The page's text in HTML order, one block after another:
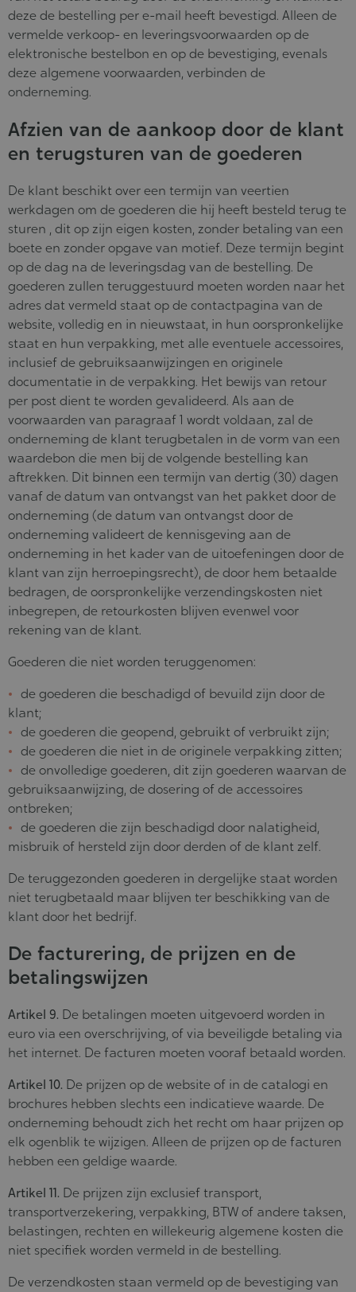
deze de bestelling per e-mail heeft bevestigd. Alleen de
vermelde verkoop- en leveringsvoorwaarden op de
elektronische bestelbon en op de bevestiging, evenals
deze algemene voorwaarden, verbinden de
onderneming.
Afzien van de aankoop door de klant
en terugsturen van de goederen
De klant beschikt over een termijn van veertien
werkdagen om de goederen die hij heeft besteld terug te
sturen , dit op zijn eigen kosten, zonder betaling van een
boete en zonder opgave van motief. Deze termijn begint
op de dag na de leveringsdag van de bestelling. De
goederen zullen teruggestuurd moeten worden naar het
adres dat vermeld staat op de contactpagina van de
website, volledig en in nieuwstaat, in hun oorspronkelijke
staat en hun verpakking, met alle eventuele accessoires,
inclusief de gebruiksaanwijzingen en originele
documentatie in de verpakking. Het bewijs van retour
per post dient te worden gevalideerd. Als aan de
voorwaarden van paragraaf 1 wordt voldaan, zal de
onderneming de klant terugbetalen in de vorm van een
waardebon die men bij de volgende bestelling kan
aftrekken. Dit binnen een termijn van dertig (30) dagen
vanaf de datum van ontvangst van het pakket door de
onderneming (de datum van ontvangst door de
onderneming valideert de kennisgeving aan de
onderneming in het kader van de uitoefeningen door de
klant van zijn herroepingsrecht), de door hem betaalde
bedragen, de oorspronkelijke verzendingskosten niet
inbegrepen, de retourkosten blijven evenwel voor
rekening van de klant.
Goederen die niet worden teruggenomen:
de goederen die beschadigd of bevuild zijn door de
klant;
de goederen die geopend, gebruikt of verbruikt zijn;
de goederen die niet in de originele verpakking zitten;
de onvolledige goederen, dit zijn goederen waarvan de
gebruiksaanwijzing, de dosering of de accessoires
ontbreken;
de goederen die zijn beschadigd door nalatigheid,
misbruik of hersteld zijn door derden of de klant zelf.
De teruggezonden goederen in dergelijke staat worden
niet terugbetaald maar blijven ter beschikking van de
klant door het bedrijf.
De facturering, de prijzen en de
betalingswijzen
Artikel 9. De betalingen moeten uitgevoerd worden in
euro via een overschrijving, of via beveiligde betaling via
het internet. De facturen moeten vooraf betaald worden.
Artikel 10. De prijzen op de website of in de catalogi en
brochures hebben slechts een indicatieve waarde. De
onderneming behoudt zich het recht om haar prijzen op
elk ogenblik te wijzigen. Alleen de prijzen op de facturen
hebben een geldige waarde.
Artikel 11. De prijzen zijn exclusief transport,
transportverzekering, verpakking, BTW of andere taksen,
belastingen, rechten en willekeurig algemene kosten die
niet specifiek worden vermeld in de bestelling.
De verzendkosten staan vermeld op de bevestiging van